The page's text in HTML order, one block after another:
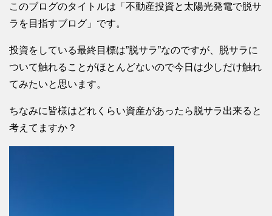
このブログのタイトルは「不動産投資と太陽光発電で脱サ
ラを目指すブログ」です。
投資をしている最終目標は”脱サラ”なのですが、脱サラに
ついて触れることがほとんどないので今日は少しだけ触れ
てみたいと思います。
ちなみに皆様はどれくらい資産があったら脱サラ出来ると
考えてますか？